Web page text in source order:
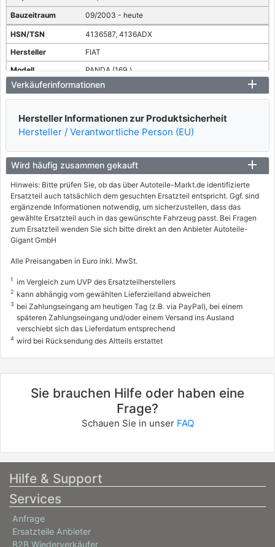
09/2003 - heute
4136587, 4136ADX
FIAT
PANDA (169_)
1.2 (169.AXB11, 169.AXB1A)
09/2003 - heute
FIAT
1.2 (169AXF2A, 169AXF1A)
51 / 69
03/2010 - 08/2013
PANDA (169_)
1.3 D Multijet (169.AXC1A)
51 / 70
09/2003 - heute
4136ADG
FIAT
PANDA (169_)
1.3 D Multijet (169AXG1A, 169AXD1A)
55 / 75
Verkäuferinformationen
Hersteller Informationen zur Produktsicherheit
Hersteller / Verantwortliche Person (EU)
Wird häufig zusammen gekauft
Hinweis: Bitte prüfen Sie, ob das über Autoteile-Markt.de identifizierte
Ersatzteil auch tatsächlich dem gesuchten Ersatzteil entspricht. Ggf. sind
ergänzende Informationen notwendig, um sicherzustellen, dass das
gewählte Ersatzteil auch in das gewünschte Fahrzeug passt. Bei Fragen
zum Ersatzteil wenden Sie sich bitte direkt an den Anbieter Autoteile-
Gigant GmbH
Alle Preisangaben in Euro inkl. MwSt.
1 im Vergleich zum UVP des Ersatzteilherstellers
2 kann abhängig vom gewählten Lieferzielland abweichen
3 bei Zahlungseingang am heutigen Tag (z.B. via PayPal), bei einem
späteren Zahlungseingang und/oder einem Versand ins Ausland
verschiebt sich das Lieferdatum entsprechend
4 wird bei Rücksendung des Altteils erstattet
Sie brauchen Hilfe oder haben eine
Frage?
Schauen Sie in unser FAQ
Hilfe & Support
Services
Anfrage
Ersatzteile Anbieter
B2B Wiederverkäufer